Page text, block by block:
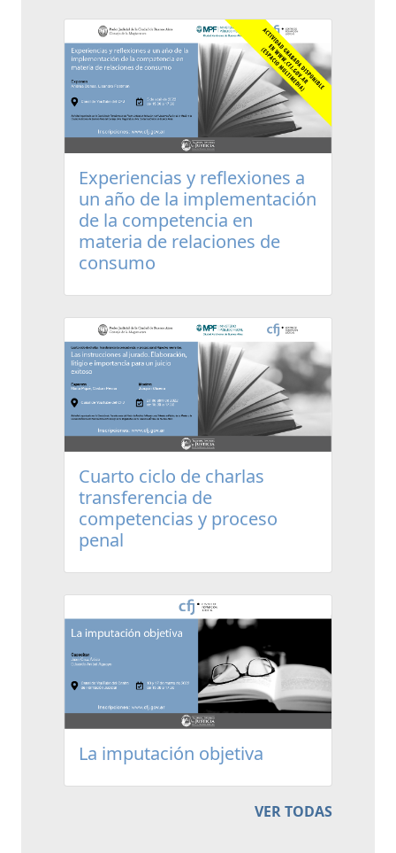
Experiencias y reflexiones a
un año de la implementación
de la competencia en
materia de relaciones de
consumo
Cuarto ciclo de charlas
transferencia de
competencias y proceso
penal
La imputación objetiva
VER TODAS